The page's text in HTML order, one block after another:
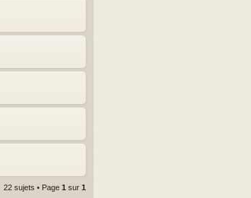
22 sujets • Page 1 sur 1